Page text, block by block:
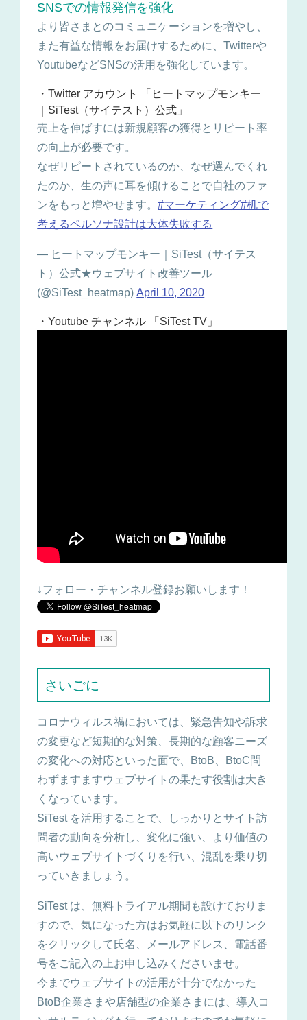
SNSでの情報発信を強化
より皆さまとのコミュニケーションを増やし、
また有益な情報をお届けするために、Twitterや
YoutubeなどSNSの活用を強化しています。
・Twitter アカウント 「ヒートマップモンキー
｜SiTest（サイテスト）公式」
売上を伸ばすには新規顧客の獲得とリピート率
の向上が必要です。
なぜリピートされているのか、なぜ選んでくれ
たのか、生の声に耳を傾けることで自社のファ
ンをもっと増やせます。#マーケティング#机で
考えるペルソナ設計は大体失敗する
— ヒートマップモンキー｜SiTest（サイテス
ト）公式★ウェブサイト改善ツール
(@SiTest_heatmap)April 10, 2020
・Youtube チャンネル 「SiTest TV」
↓フォロー・チャンネル登録お願いします！
さいごに
コロナウィルス禍においては、緊急告知や訴求
の変更など短期的な対策、長期的な顧客ニーズ
の変化への対応といった面で、BtoB、BtoC問
わずますますウェブサイトの果たす役割は大き
くなっています。
SiTest を活用することで、しっかりとサイト訪
問者の動向を分析し、変化に強い、より価値の
高いウェブサイトづくりを行い、混乱を乗り切
っていきましょう。
SiTest は、無料トライアル期間も設けておりま
すので、気になった方はお気軽に以下のリンク
をクリックして氏名、メールアドレス、電話番
号をご記入の上お申し込みくださいませ。
今までウェブサイトの活用が十分でなかった
BtoB企業さまや店舗型の企業さまには、導入コ